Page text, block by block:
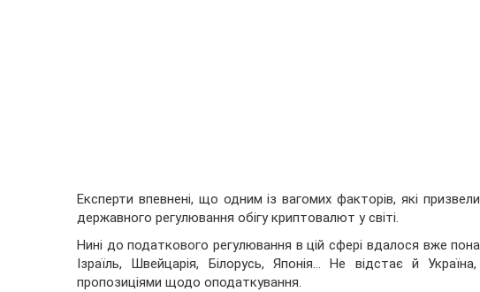
Експерти впевнені, що одним із вагомихфакторів, які
державного регулювання обігу криптовалют у світі.
Нині до податкового регулювання в цій сфері вдалося вже
Ізраїль, Швейцарія, Білорусь, Японія... Не відстає й
пропозиціями щодо оподаткування.